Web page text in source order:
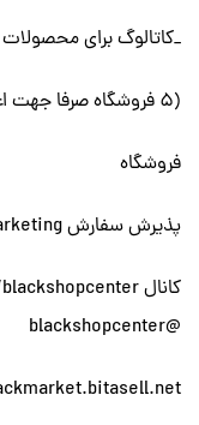
_کاتالوگ برای محصولات خارج 5 سایت در 122 صفحه
(5 فروشگاه صرفا جهت اعتماد مشتری در پرداخت ایجاد شده)
فروشگاه
پذیرش سفارش Blackmarketing@
کانال t.me/blackshopcenter
@blackshopcenter